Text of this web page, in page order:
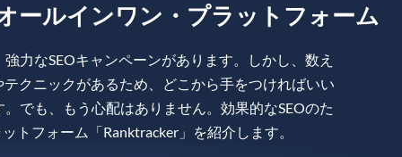
ールインワン・プラットフォーム
力なSEOキャンペーンがあります。しかし、数え
クニックがあるため、どこから手をつければいい
でも、もう心配はありません。効果的なSEOのた
トフォーム「Ranktracker」を紹介します。